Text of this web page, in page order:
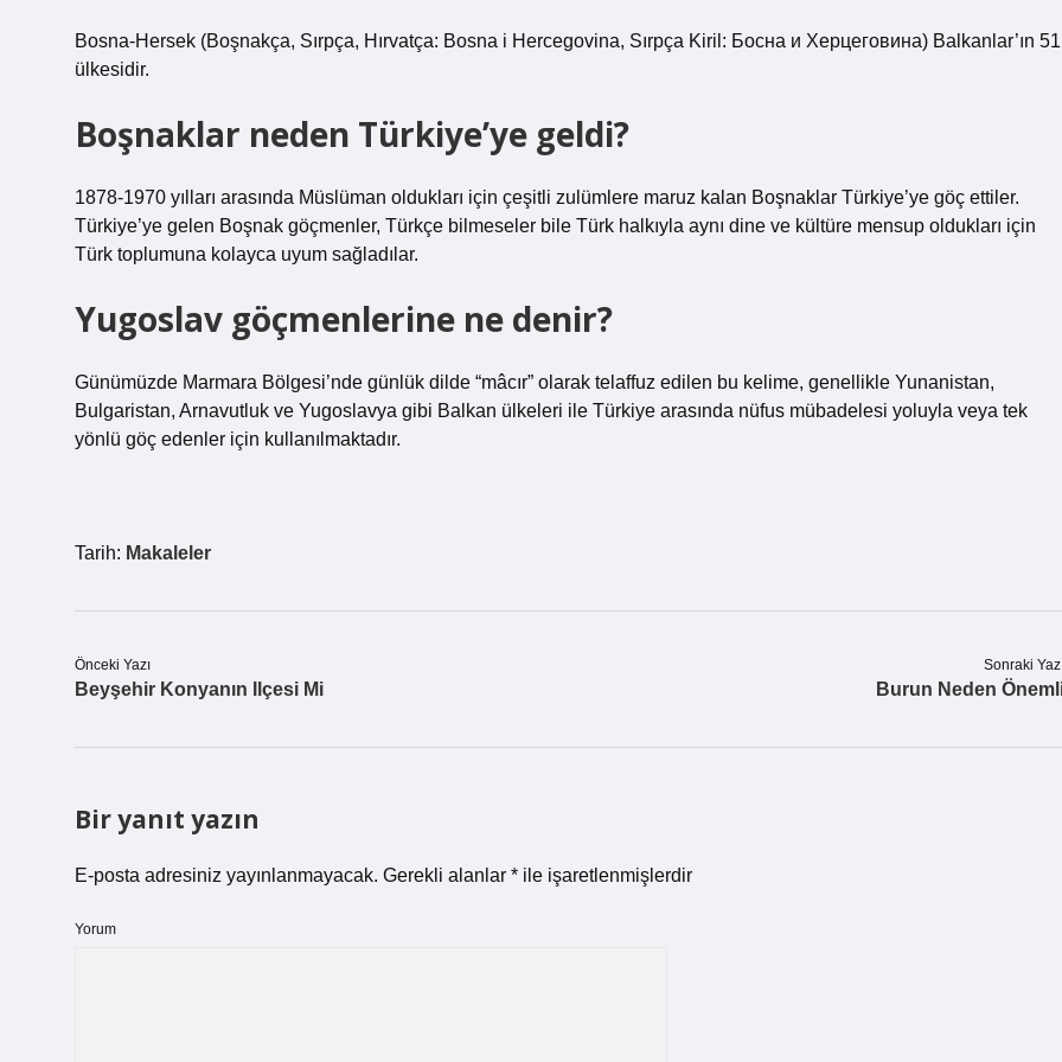
Bosna-Hersek (Boşnakça, Sırpça, Hırvatça: Bosna i Hercegovina, Sırpça Kiril: Босна и Херцеговина) Balkanlar’ın
ülkesidir.
Boşnaklar neden Türkiye’ye geldi?
1878-1970 yılları arasında Müslüman oldukları için çeşitli zulümlere maruz kalan Boşnaklar Türkiye’ye göç ettiler.
Türkiye’ye gelen Boşnak göçmenler, Türkçe bilmeseler bile Türk halkıyla aynı dine ve kültüre mensup oldukları için
Türk toplumuna kolayca uyum sağladılar.
Yugoslav göçmenlerine ne denir?
Günümüzde Marmara Bölgesi’nde günlük dilde “mâcır” olarak telaffuz edilen bu kelime, genellikle Yunanistan,
Bulgaristan, Arnavutluk ve Yugoslavya gibi Balkan ülkeleri ile Türkiye arasında nüfus mübadelesi yoluyla veya tek
yönlü göç edenler için kullanılmaktadır.
Tarih: Makaleler
Önceki Yazı
Beyşehir Konyanın Ilçesi Mi
Sonraki
Burun Neden
Bir yanıt yazın
E-posta adresiniz yayınlanmayacak. Gerekli alanlar * ile işaretlenmişlerdir
Yorum